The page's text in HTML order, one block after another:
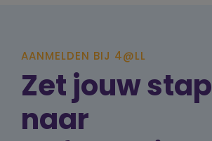
AANMELDEN BIJ 4@LL
Zet jouw stap
naar